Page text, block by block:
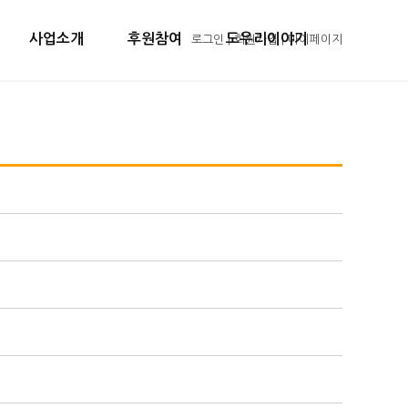
사업소개 후원참여 도우리이야기
로그인 |회원가입 |마이페이지